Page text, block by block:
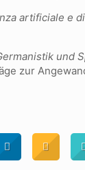
artificiale e
und
zur